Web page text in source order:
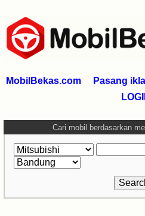
MobilBekas.com Pasang
Cari mobil berdasarkan